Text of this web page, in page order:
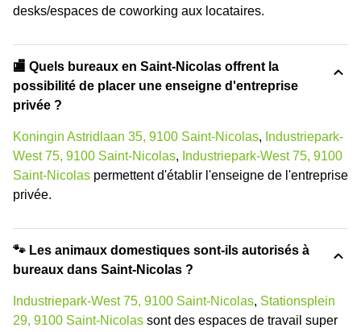
desks/espaces de coworking aux locataires.
🏬 Quels bureaux en Saint-Nicolas offrent la
possibilité de placer une enseigne d'entreprise
privée ?
Koningin Astridlaan 35, 9100 Saint-Nicolas, Industriepark-
West 75, 9100 Saint-Nicolas, Industriepark-West 75, 9100
Saint-Nicolas permettent d'établir l'enseigne de l'entreprise
privée.
🐾 Les animaux domestiques sont-ils autorisés à
bureaux dans Saint-Nicolas ?
Industriepark-West 75, 9100 Saint-Nicolas, Stationsplein
29, 9100 Saint-Nicolas sont des espaces de travail super